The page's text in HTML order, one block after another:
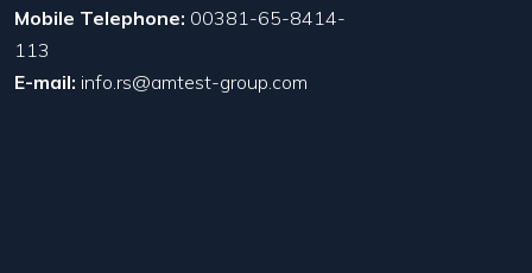
Mobile Telephone: 00381-65-8414-
113
E-mail: info.rs@amtest-group.com